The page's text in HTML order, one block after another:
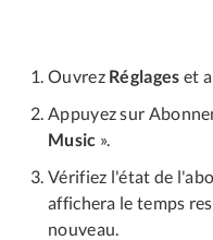
Ouvrez Réglages et
Appuyez sur
Music ».
Vérifiez l'état de
affichera le temps
nouveau.